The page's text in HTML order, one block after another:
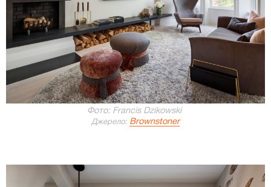
Фото: Francis Dzikowski
Джерело: Brownstoner